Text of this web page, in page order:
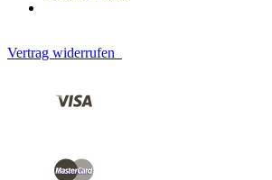
Vertrag widerrufen